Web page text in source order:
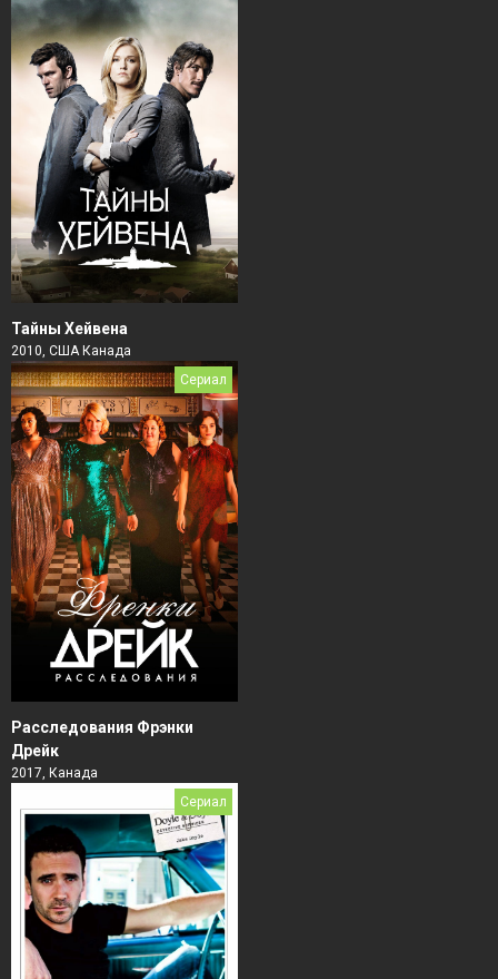
Тайны Хейвена
2010, США Канада
Сериал
Расследования Фрэнки
Дрейк
2017, Канада
Сериал